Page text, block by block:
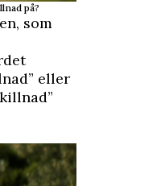
på?
, som
eller